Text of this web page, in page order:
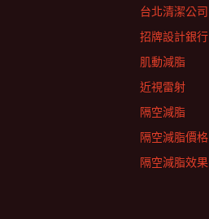
台北清潔公司
招牌設計銀行
肌動減脂
近視雷射
隔空減脂
隔空減脂價格
隔空減脂效果